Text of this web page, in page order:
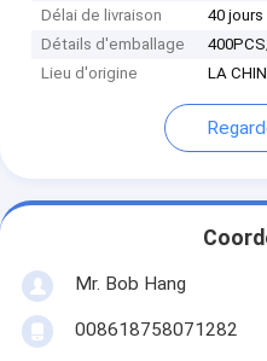
Délai de livraison
40
Détails d'emballage
Lieu d'origine
LA
Mr. Bob Hang
008618758071282